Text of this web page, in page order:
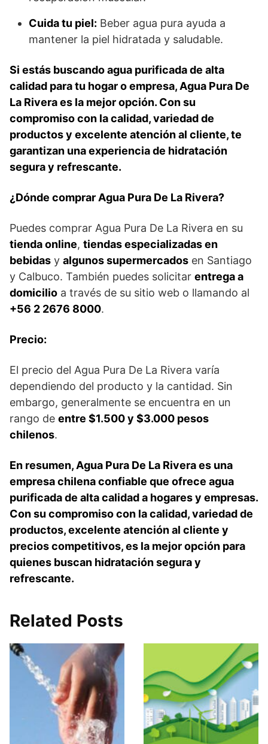
Cuida tu piel: Beber agua pura ayuda a
mantener la piel hidratada y saludable.
Si estás buscando agua purificada de alta
calidad para tu hogar o empresa, Agua Pura De
La Rivera es la mejor opción. Con su
compromiso con la calidad, variedad de
productos y excelente atención al cliente, te
garantizan una experiencia de hidratación
segura y refrescante.
¿Dónde comprar Agua Pura De La Rivera?
Puedes comprar Agua Pura De La Rivera en su
tienda online, tiendas especializadas en
bebidas y algunos supermercados en Santiago
y Calbuco. También puedes solicitar entrega a
domicilio a través de su sitio web o llamando al
+56 2 2676 8000.
Precio:
El precio del Agua Pura De La Rivera varía
dependiendo del producto y la cantidad. Sin
embargo, generalmente se encuentra en un
rango de entre $1.500 y $3.000 pesos
chilenos.
En resumen, Agua Pura De La Rivera es una
empresa chilena confiable que ofrece agua
purificada de alta calidad a hogares y empresas.
Con su compromiso con la calidad, variedad de
productos, excelente atención al cliente y
precios competitivos, es la mejor opción para
quienes buscan hidratación segura y
refrescante.
Related Posts